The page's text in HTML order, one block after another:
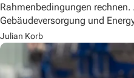
Rahmenbedingungen
Gebäudeversorgung und
Julian Korb